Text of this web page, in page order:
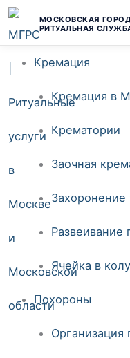
Перейти
к
МОСКОВСКАЯ
РИТУАЛЬНАЯ
Кремация
Кремация в
Крематории
Заочная
Захоронение
Развеивание
Ячейка в
Похороны
Организация